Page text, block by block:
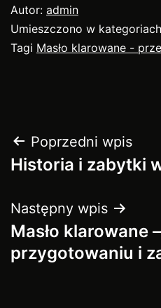
Autor: admin
Umieszczono w
Tagi Masło klarowane -
Nawigacja
wpisu
Poprzedni wpis
Historia i zabytki
Następny wpis
Masło klarowane
przygotowaniu i